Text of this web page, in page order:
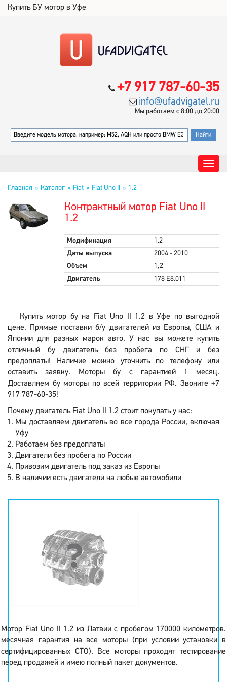
Купить БУ мотор в Уфе
+7 917 787-60-35
info@ufadvigatel.ru
Мы работаем с 8:00 до 20:00
Главная Каталог Fiat Fiat Uno II 1.2
Контрактный мотор Fiat Uno II
1.2
Модификация
1.2
Даты выпуска
2004 - 2010
Объем
1,2
Двигатель
178 E8.011
Купить мотор бу на Fiat Uno II 1.2 в Уфе по выгодной
цене. Прямые поставки б/у двигателей из Европы, США и
Японии для разных марок авто. У нас вы можете купить
отличный бу двигатель без пробега по СНГ и без
предоплаты! Наличие можно уточнить по телефону или
оставить заявку. Моторы бу с гарантией 1 месяц.
Доставляем бу моторы по всей территории РФ. Звоните +7
917 787-60-35!
Почему двигатель Fiat Uno II 1.2 стоит покупать у нас:
Мы доставляем двигатель во все города России, включая
Уфу
Работаем без предоплаты
Двигатели без пробега по России
Привозим двигатель под заказ из Европы
В наличии есть двигатели на любые автомобили
Мотор Fiat Uno II 1.2 из Латвии с пробегом 170000 километров.
месячная гарантия на все моторы (при условии установки в
сертифицированных СТО). Все моторы проходят тестирование
перед продажей и имею полный пакет документов.